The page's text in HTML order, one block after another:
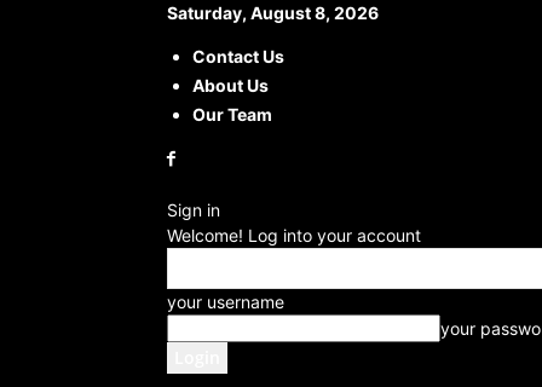
Saturday, August 8, 2026
Contact Us
About Us
Our Team
Sign in
Welcome! Log into your account
your username
your